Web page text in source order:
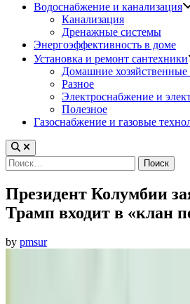
Водоснабжение и канализация
Канализация
Дренажные системы
Энергоэффективность в доме
Установка и ремонт сантехники
Домашние
Разное
Электроснабжение и
Полезное
Газоснабжение и газовые
Найти:
Президент Колумбии
Трамп входит в «клан
by pmsur